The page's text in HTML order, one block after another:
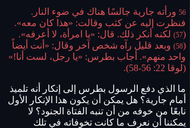
56 ورأته جارية جالسًا هناك في ضوء النار.
فنظرت إليه عن كثب وقالت: «هذا كان معه».
(
57)
لكنه أنكر ذلك. قال: «يا امرأة، لا أعرفه».
(
58)
وبعد قليل رآه شخص آخر وقال: «أنت أيضاً
واحد منهم». أجاب بطرس: «يا رجل، لست أنا!»
(لوقا 22: 56-58).
ما الذي دفع الرسول بطرس إلى إنكار أنه تلميذ
أمام جارية؟ هل يمكن أن يكون هذا الإنكار الأول
نابعًا من خوفه من أن تنبه الفتاة الجنود؟ لا
يمكننا أن نعرف ما كانت تخوفاته في تلك